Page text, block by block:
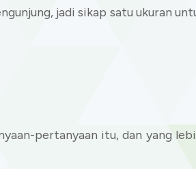
jadi sikap satu ukuran
pertanyaan itu, dan yang